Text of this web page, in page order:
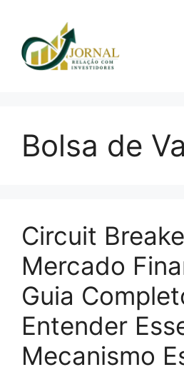
conteúdo
Bolsa de
Circuit
Mercado
Guia
Entender
Mecanismo